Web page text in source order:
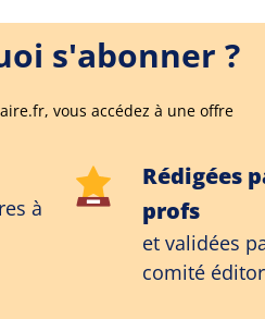
s'abonner ?
vous accédez à une offre
à
Rédigées
profs
et validées
comité